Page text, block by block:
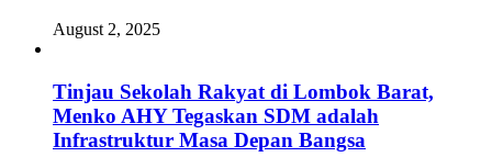
August 2, 2025
Tinjau Sekolah Rakyat di Lombok Barat,
Menko AHY Tegaskan SDM adalah
Infrastruktur Masa Depan Bangsa